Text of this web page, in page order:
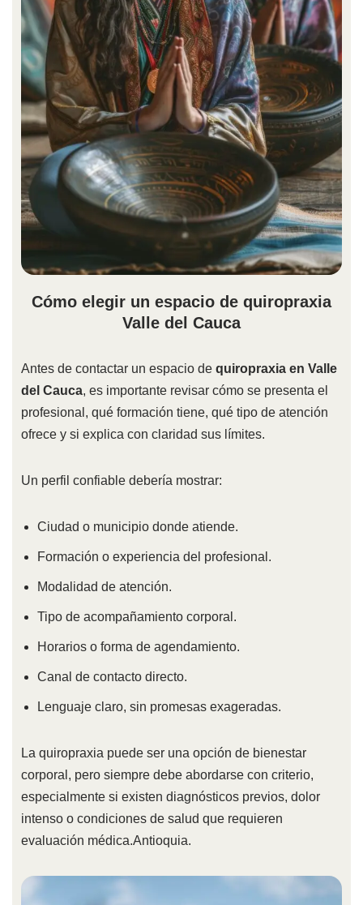
Cómo elegir un espacio de quiropraxia
Valle del Cauca
Antes de contactar un espacio de quiropraxia en Valle
del Cauca, es importante revisar cómo se presenta el
profesional, qué formación tiene, qué tipo de atención
ofrece y si explica con claridad sus límites.
Un perfil confiable debería mostrar:
Ciudad o municipio donde atiende.
Formación o experiencia del profesional.
Modalidad de atención.
Tipo de acompañamiento corporal.
Horarios o forma de agendamiento.
Canal de contacto directo.
Lenguaje claro, sin promesas exageradas.
La quiropraxia puede ser una opción de bienestar
corporal, pero siempre debe abordarse con criterio,
especialmente si existen diagnósticos previos, dolor
intenso o condiciones de salud que requieren
evaluación médica.Antioquia.